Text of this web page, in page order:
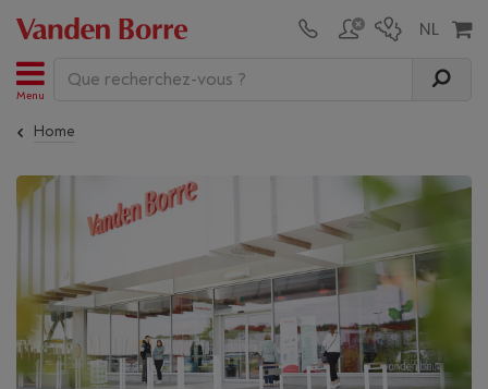
Menu
Home